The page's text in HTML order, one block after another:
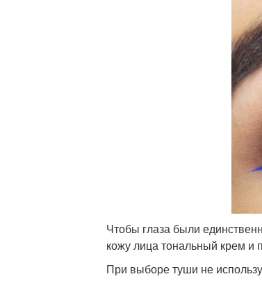
Чтобы глаза были
кожу лица тональный крем и
При выборе туши не